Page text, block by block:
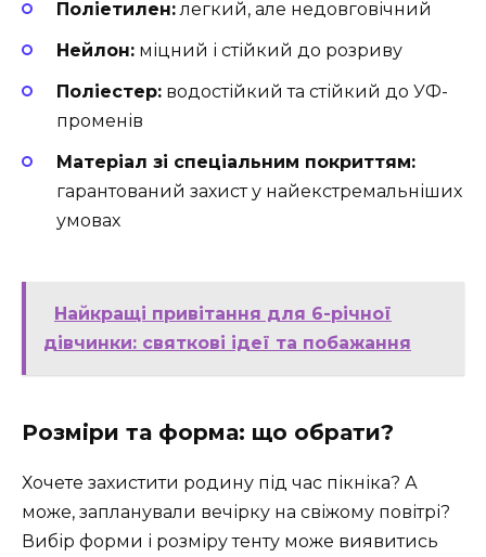
Поліетилен: легкий, але недовговічний
Нейлон: міцний і стійкий до розриву
Поліестер: водостійкий та стійкий до УФ-
променів
Матеріал зі спеціальним покриттям:
гарантований захист у найекстремальніших
умовах
Найкращі привітання для 6-річної
дівчинки: святкові ідеї та побажання
Розміри та форма: що обрати?
Хочете захистити родину під час пікніка? А
може, запланували вечірку на свіжому повітрі?
Вибір форми і розміру тенту може виявитись